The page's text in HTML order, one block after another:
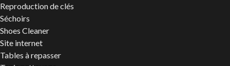
Reproduction de clés
Séchoirs
Shoes Cleaner
Site internet
Tables à repasser